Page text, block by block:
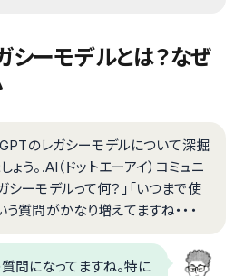
ーモデルとは？なぜ
のレガシーモデルについて深掘
ょう。.AI（ドットエーアイ）コミュニ
シーモデルって何？」「いつまで使
う質問がかなり増えてますね・・・
問になってますね。特に